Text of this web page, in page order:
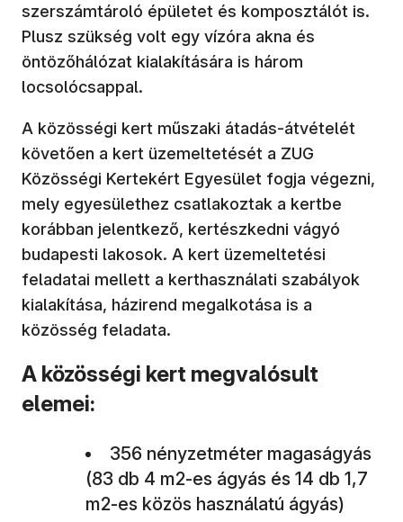
szerszámtároló épületet és komposztálót is.
Plusz szükség volt egy vízóra akna és
öntözőhálózat kialakítására is három
locsolócsappal.
A közösségi kert műszaki átadás-átvételét
követően a kert üzemeltetését a ZUG
Közösségi Kertekért Egyesület fogja végezni,
mely egyesülethez csatlakoztak a kertbe
korábban jelentkező, kertészkedni vágyó
budapesti lakosok. A kert üzemeltetési
feladatai mellett a kerthasználati szabályok
kialakítása, házirend megalkotása is a
közösség feladata.
A közösségi kert megvalósult
elemei:
356 nényzetméter magaságyás
(83 db 4 m2-es ágyás és 14 db 1,7
m2-es közös használatú ágyás)